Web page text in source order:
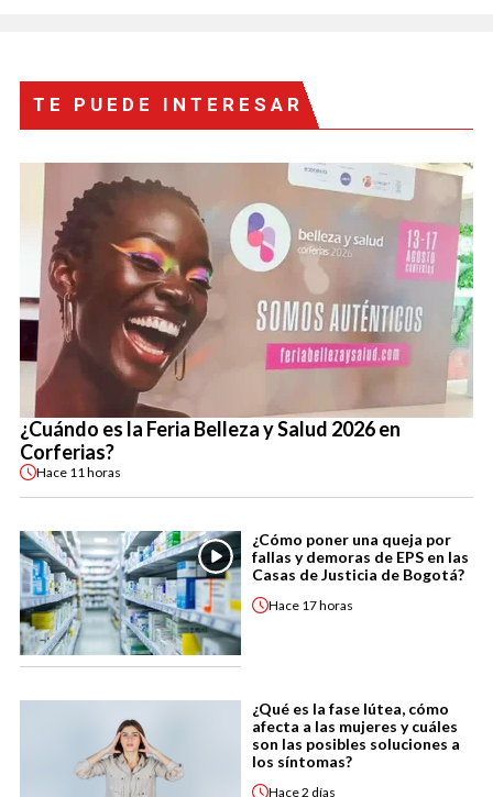
TE PUEDE INTERESAR
¿Cuándo es la Feria Belleza y Salud 2026 en
Corferias?
Hace 11 horas
¿Cómo poner una queja por
fallas y demoras de EPS en las
Casas de Justicia de Bogotá?
Hace 17 horas
¿Qué es la fase lútea, cómo
afecta a las mujeres y cuáles
son las posibles soluciones a
los síntomas?
Hace2 días